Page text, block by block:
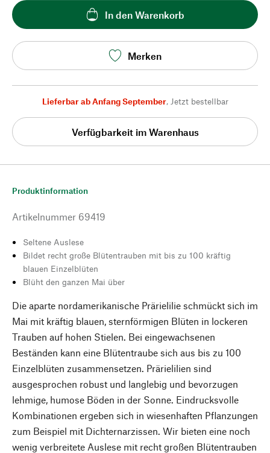
In den Warenkorb
Merken
Lieferbar ab Anfang September, Jetzt bestellbar
Verfügbarkeit im Warenhaus
Produktinformation
Artikelnummer 69419
Seltene Auslese
Bildet recht große Blütentrauben mit bis zu 100 kräftig
blauen Einzelblüten
Blüht den ganzen Mai über
Die aparte nordamerikanische Prärielilie schmückt sich im
Mai mit kräftig blauen, sternförmigen Blüten in lockeren
Trauben auf hohen Stielen. Bei eingewachsenen
Beständen kann eine Blütentraube sich aus bis zu 100
Einzelblüten zusammensetzen. Prärielilien sind
ausgesprochen robust und langlebig und bevorzugen
lehmige, humose Böden in der Sonne. Eindrucksvolle
Kombinationen ergeben sich in wiesenhaften Pflanzungen
zum Beispiel mit Dichternarzissen. Wir bieten eine noch
wenig verbreitete Auslese mit recht großen Blütentrauben